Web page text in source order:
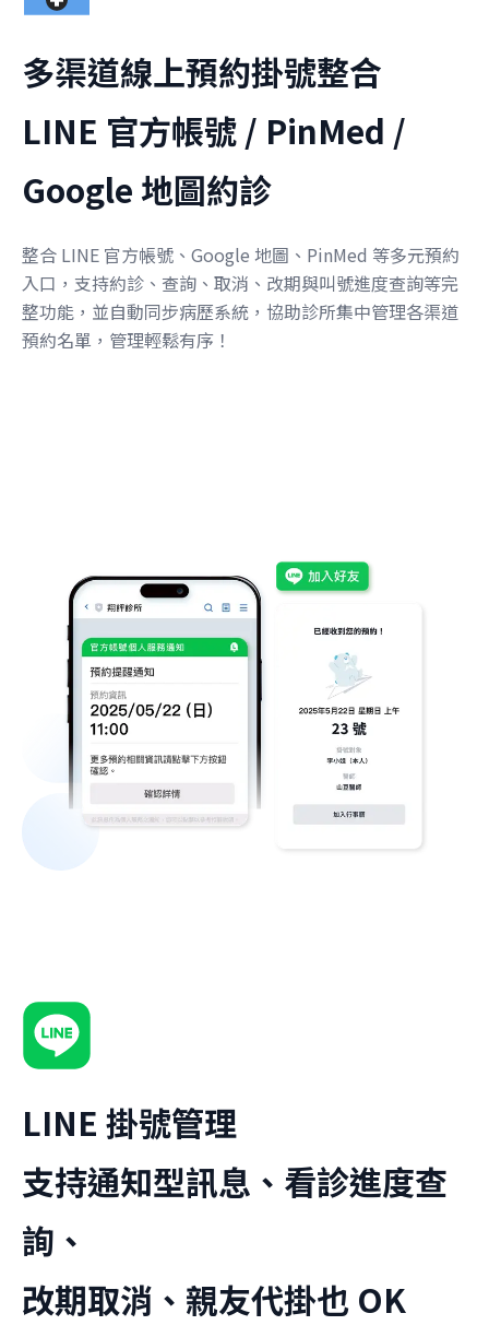
多渠道線上預約掛號整合
LINE 官方帳號 / PinMed /
Google 地圖約診
整合 LINE 官方帳號、Google 地圖、PinMed 等多元預約
入口，支持約診、查詢、取消、改期與叫號進度查詢等完
整功能，並自動同步病歷系統，協助診所集中管理各渠道
預約名單，管理輕鬆有序！
LINE 掛號管理
支持通知型訊息、看診進度查
詢、
改期取消、親友代掛也 OK